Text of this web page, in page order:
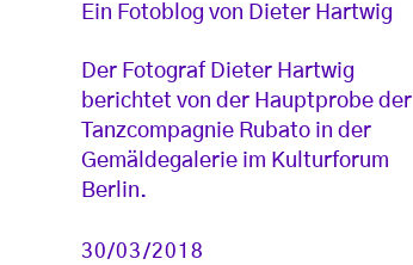
Ein Fotoblog von Dieter Hartwig
Der Fotograf Dieter Hartwig
berichtet von der Hauptprobe der
Tanzcompagnie Rubato in der
Gemäldegalerie im Kulturforum
Berlin.
30/03/2018